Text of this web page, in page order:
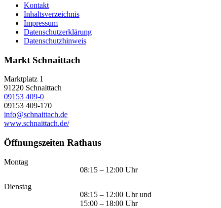
Kontakt
Inhaltsverzeichnis
Impressum
Datenschutzerklärung
Datenschutzhinweis
Markt Schnaittach
Marktplatz 1
91220 Schnaittach
09153 409-0
09153 409-170
info@schnaittach.de
www.schnaittach.de/
Öffnungszeiten Rathaus
Montag
08:15 – 12:00 Uhr
Dienstag
08:15 – 12:00 Uhr und
15:00 – 18:00 Uhr